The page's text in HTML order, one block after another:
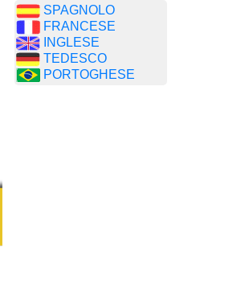
SPAGNOLO
FRANCESE
INGLESE
TEDESCO
PORTOGHESE